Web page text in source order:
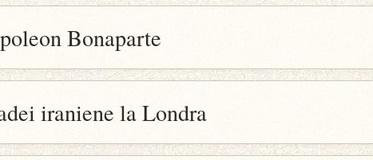
Bonaparte
iraniene la Londra